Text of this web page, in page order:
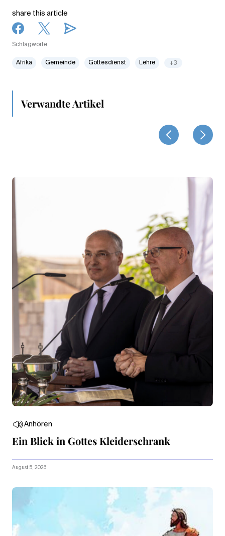
share this article
Schlagworte
Afrika Gemeinde Gottesdienst Lehre +3
Verwandte Artikel
Anhören
Ein Blick in Gottes Kleiderschrank
August 5, 2026